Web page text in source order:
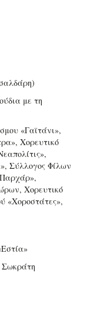
με τη
«Γαϊτάνι»,
Χορευτικό
Σύλλογος Φίλων
Χορευτικό
«Χοροστάτες»,
Σωκράτη